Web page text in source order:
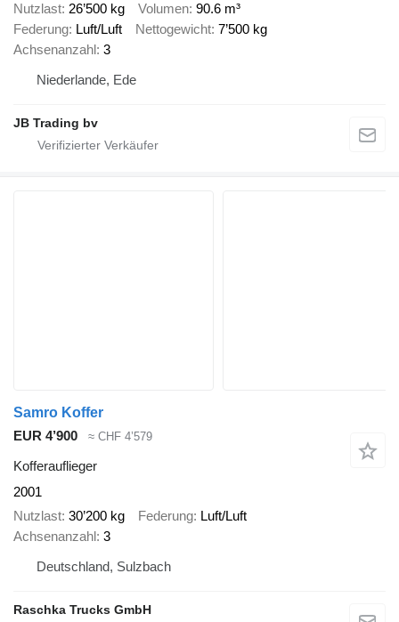
Nutzlast 26’500 kg Volumen 90.6 m³
Federung Luft/Luft Nettogewicht 7’500 kg
Achsenanzahl 3
Niederlande, Ede
JB Trading bv
Samro Koffer
EUR 4’900
≈ CHF 4’579
Kofferauflieger
2001
Nutzlast 30’200 kg Federung Luft/Luft
Achsenanzahl 3
Deutschland, Sulzbach
Raschka Trucks GmbH